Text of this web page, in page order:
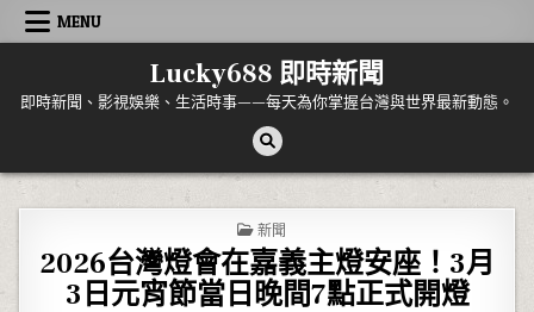
Skip to content
MENU
Lucky688 即時新聞
即時新聞、影視娛樂、生活時事——每天為你掌握台灣與世界最新動態。
POSTED IN
新聞
2026台灣燈會在嘉義主燈安座！3月
3日元宵節當日晚間7點正式開燈